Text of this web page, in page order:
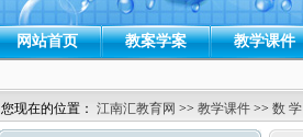
网站首页 教案学案 教学课件
您现在的位置： 江南汇教育网 >> 教学课件 >> 数 学